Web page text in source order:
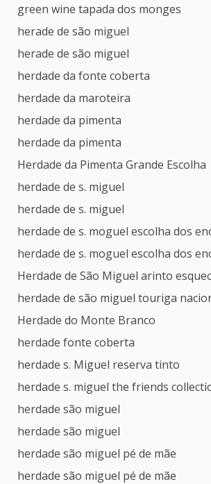
green wine tapada dos monges
herade de são miguel
herade de são miguel
herdade da fonte coberta
herdade da maroteira
herdade da pimenta
herdade da pimenta
Herdade da Pimenta Grande Escolha
herdade de s. miguel
herdade de s. miguel
herdade de s. moguel escolha dos
herdade de s. moguel escolha dos
Herdade de São Miguel arinto
herdade de são miguel touriga
Herdade do Monte Branco
herdade fonte coberta
herdade s. Miguel reserva tinto
herdade s. miguel the friends
herdade são miguel
herdade são miguel
herdade são miguel pé de mãe
herdade são miguel pé de mãe